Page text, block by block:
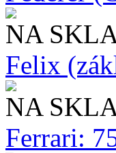
NA
Felix
NA
Ferrari: